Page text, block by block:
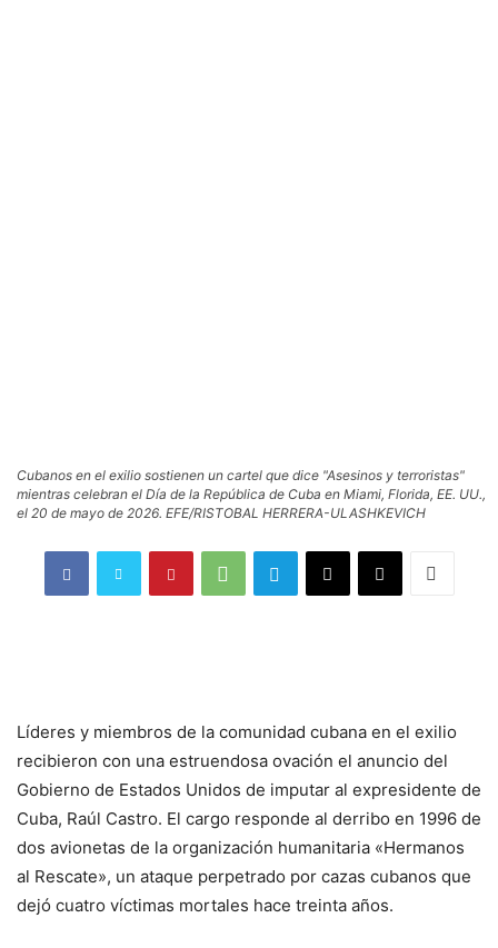
Cubanos en el exilio sostienen un cartel que dice "Asesinos y terroristas"
mientras celebran el Día de la República de Cuba en Miami, Florida, EE. UU.,
el 20 de mayo de 2026. EFE/RISTOBAL HERRERA-ULASHKEVICH
Líderes y miembros de la comunidad cubana en el exilio
recibieron con una estruendosa ovación el anuncio del
Gobierno de Estados Unidos de imputar al expresidente de
Cuba, Raúl Castro. El cargo responde al derribo en 1996 de
dos avionetas de la organización humanitaria «Hermanos
al Rescate», un ataque perpetrado por cazas cubanos que
dejó cuatro víctimas mortales hace treinta años.